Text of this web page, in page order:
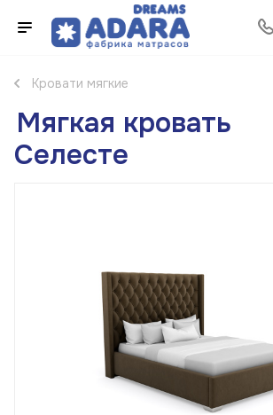
Кровати мягкие
Мягкая кровать
Селесте